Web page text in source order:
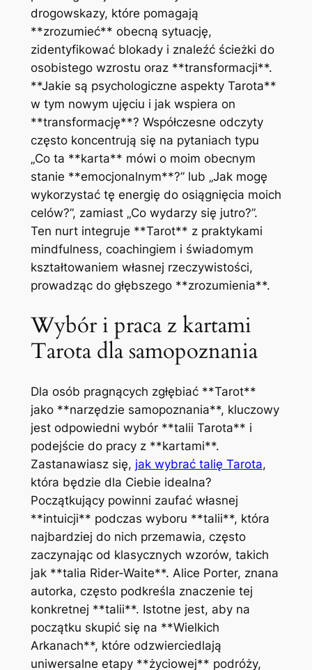
drogowskazy, które pomagają
**zrozumieć** obecną sytuację,
zidentyfikować blokady i znaleźć ścieżki do
osobistego wzrostu oraz **transformacji**.
**Jakie są psychologiczne aspekty Tarota**
w tym nowym ujęciu i jak wspiera on
**transformację**? Współczesne odczyty
często koncentrują się na pytaniach typu
„Co ta **karta** mówi o moim obecnym
stanie **emocjonalnym**?” lub „Jak mogę
wykorzystać tę energię do osiągnięcia moich
celów?”, zamiast „Co wydarzy się jutro?”.
Ten nurt integruje **Tarot** z praktykami
mindfulness, coachingiem i świadomym
kształtowaniem własnej rzeczywistości,
prowadząc do głębszego **zrozumienia**.
Wybór i praca z kartami
Tarota dla samopoznania
Dla osób pragnących zgłębiać **Tarot**
jako **narzędzie samopoznania**, kluczowy
jest odpowiedni wybór **talii Tarota** i
podejście do pracy z **kartami**.
Zastanawiasz się, jak wybrać talię Tarota,
która będzie dla Ciebie idealna?
Początkujący powinni zaufać własnej
**intuicji** podczas wyboru **talii**, która
najbardziej do nich przemawia, często
zaczynając od klasycznych wzorów, takich
jak **talia Rider-Waite**. Alice Porter, znana
autorka, często podkreśla znaczenie tej
konkretnej **talii**. Istotne jest, aby na
początku skupić się na **Wielkich
Arkanach**, które odzwierciedlają
uniwersalne etapy **życiowej** podróży,